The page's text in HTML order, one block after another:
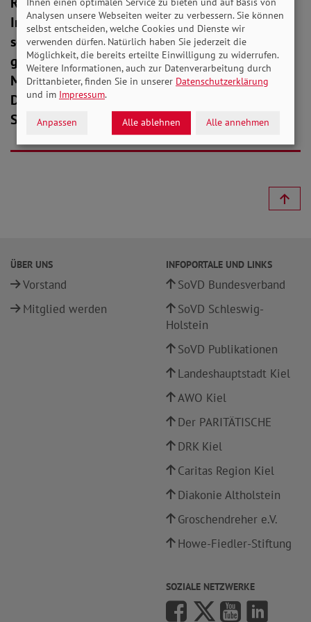
Informationsveranstaltungen mit
sozialpolitischem Inhalt, allgemeine Vorträge,
gemütliche Runden und Feiern, Tages- und
Mehrtagesfahrten und noch einiges mehr an.
Das Motto unseres Ortsverbandes in
Schwabstedt lautet „gemeinsam statt einsam“.
ÜBER UNS
Vorstand
Mitglied werden
INFOPORTALE UND LINKS
SoVD Bundesverband
SoVD Schleswig-
Holstein
SoVD Publikationen
Landeshauptstadt Kiel
AWO Kiel
Der PARITÄTISCHE
DRK Kiel
Caritas Region Kiel
Diakonie Altholstein
Groschendreher e.V.
Howe-Fiedler-Stiftung
SOZIALE NETZWERKE
Analysen unsere Webseiten weiter zu verbessern. Sie können
selbst entscheiden, welche Cookies und Dienste wir
verwenden dürfen. Natürlich haben Sie jederzeit die
Möglichkeit, die bereits erteilte Einwilligung zu widerrufen.
Weitere Informationen, auch zur Datenverarbeitung durch
Drittanbieter, finden Sie in unserer Datenschutzerklärung
und im Impressum.
Anpassen Alle ablehnen Alle annehmen